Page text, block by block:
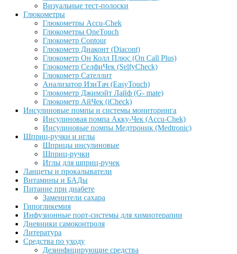
Визуальные тест-полоски
Глюкометры
Глюкометры Accu-Сhek
Глюкометры OneTouch
Глюкометр Contour
Глюкометр Диаконт (Diacont)
Глюкометр Он Колл Плюс (On Call Plus)
Глюкометр СелфиЧек (SelfyCheck)
Глюкометр Сателлит
Анализатор ИзиТач (EasyTouch)
Глюкометр Джимэйт Лайф (G- mate)
Глюкометр АйЧек (iCheck)
Инсулиновые помпы и системы мониторинга
Инсулиновая помпа Акку-Чек (Accu-Chek)
Инсулиновые помпы Медтроник (Medtronic)
Шприц-ручки и иглы
Шприцы инсулиновые
Шприц-ручки
Иглы для шприц-ручек
Ланцеты и прокалыватели
Витамины и БАДы
Питание при диабете
Заменители сахара
Гипогликемия
Инфузионные порт-системы для химиотерапии
Дневники самоконтроля
Литература
Средства по уходу
Дезинфицирующие средства